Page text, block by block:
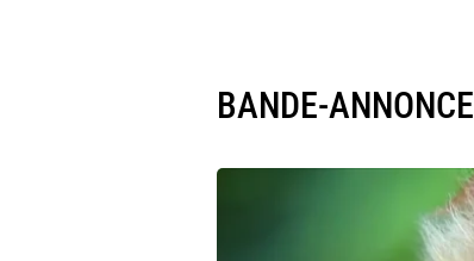
BANDE-ANNONCE